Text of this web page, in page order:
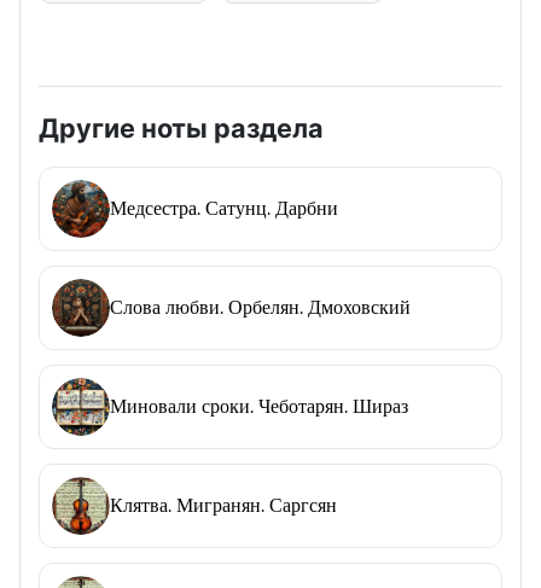
Другие ноты раздела
Медсестра. Сатунц. Дарбни
Слова любви. Орбелян. Дмоховский
Миновали сроки. Чеботарян. Шираз
Клятва. Мигранян. Саргсян